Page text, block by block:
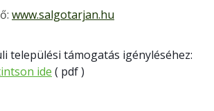
www.salgotarjan.hu
települési támogatás igényléséhez:
ide ( pdf )